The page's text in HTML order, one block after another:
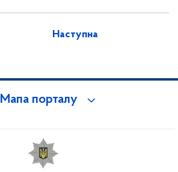
Наступна
Мапа порталу